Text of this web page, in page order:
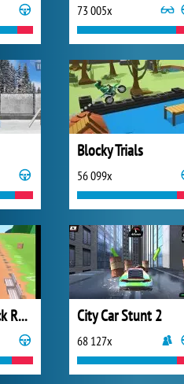
73 005x
Blocky Trials
56 099x
Moto Bike Attack Race Master City Car Stunt 2
68 127x